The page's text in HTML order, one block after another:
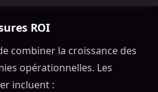
ROI
combiner la croissance des
opérationnelles. Les
incluent :